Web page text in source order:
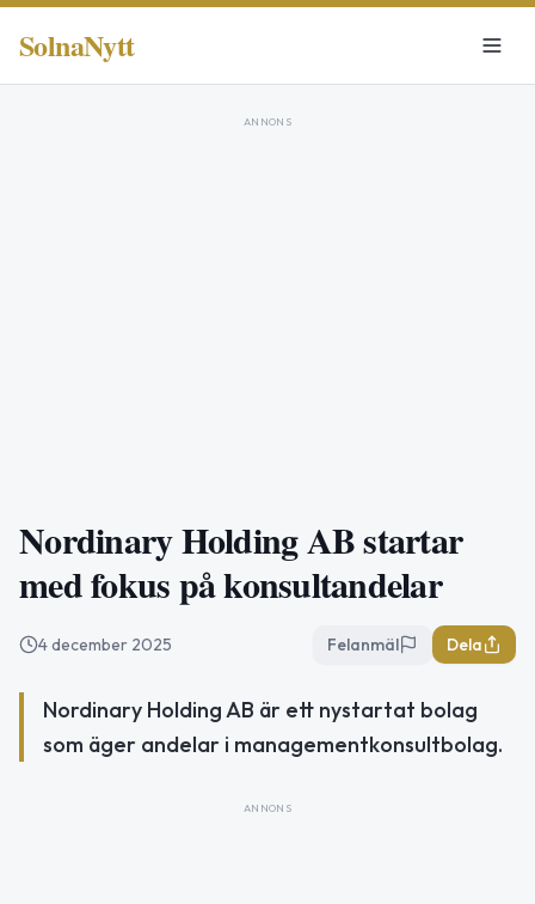
SolnaNytt
ANNONS
Nordinary Holding AB startar
med fokus på konsultandelar
4 december 2025 Felanmäl Dela
Nordinary Holding AB är ett nystartat bolag
som äger andelar i managementkonsultbolag.
ANNONS